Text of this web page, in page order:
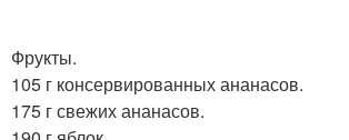
Фрукты.
105 г консервированных ананасов.
175 г свежих ананасов.